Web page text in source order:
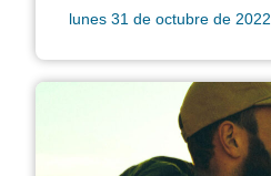
lunes 31 de octubre de 2022